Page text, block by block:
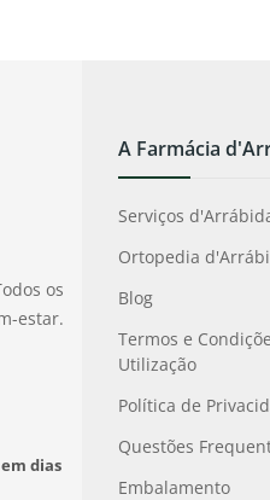
os
estar.
dias
A Farmácia
Serviços
Ortopedia
Blog
Termos e
Utilização
Política de
Questões
Embalamento